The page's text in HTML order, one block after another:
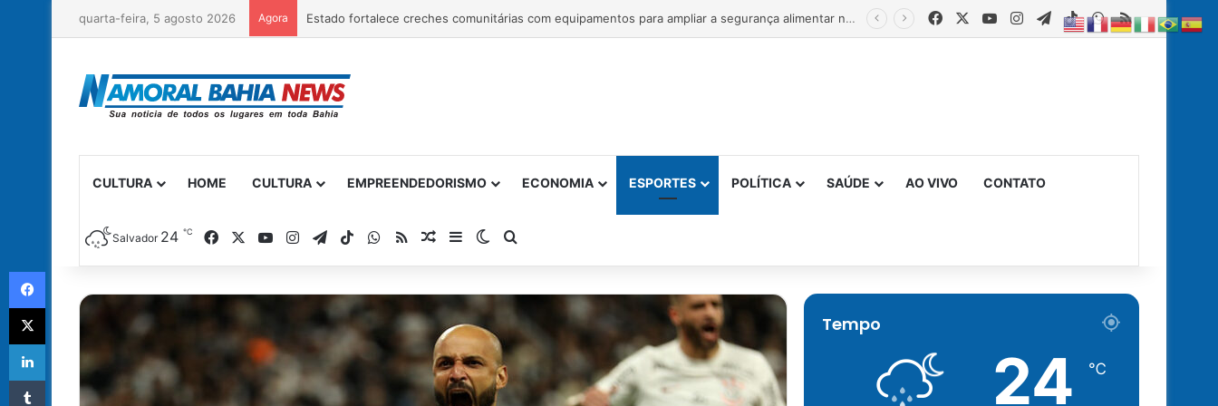
quarta-feira, 5 agosto 2026 Agora Estado fortalece creches comunitárias com equipamentos para ampliar a segurança alimentar na primeira infância FacebookYouTubeInstagram
Telegram
TikTokWhatsApp
RSS
CULTURA HOME CULTURA EMPREENDEDORISMO ECONOMIA ESPORTES POLÍTICA SAÚDE AO VIVO CONTATO
Salvador 24 ℃ FacebookYouTubeInstagram
TelegramTikTokWhatsApp
RSSArtigo Aleatório
Barra Lateral
Switch skin
Procurar por
Tempo
24 ℃
Facebook
X
Linkedin
Tumblr